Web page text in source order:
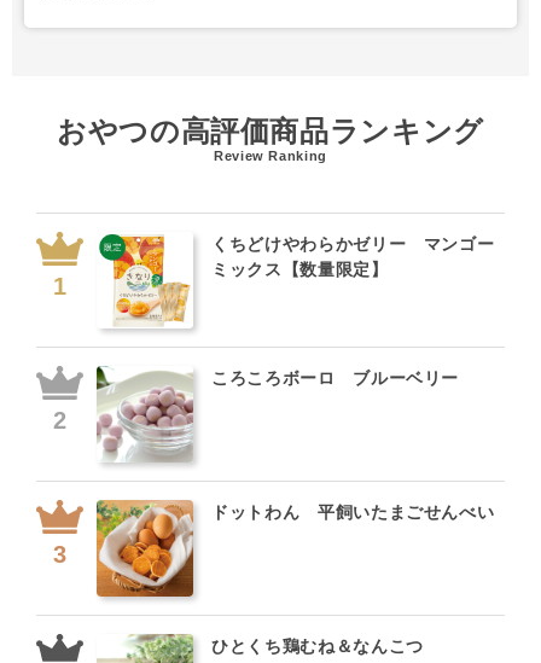
おやつの高評価商品ランキング
Review Ranking
くちどけやわらかゼリー マンゴー
ミックス【数量限定】
ころころボーロ ブルーベリー
ドットわん 平飼いたまごせんべい
ひとくち鶏むね＆なんこつ